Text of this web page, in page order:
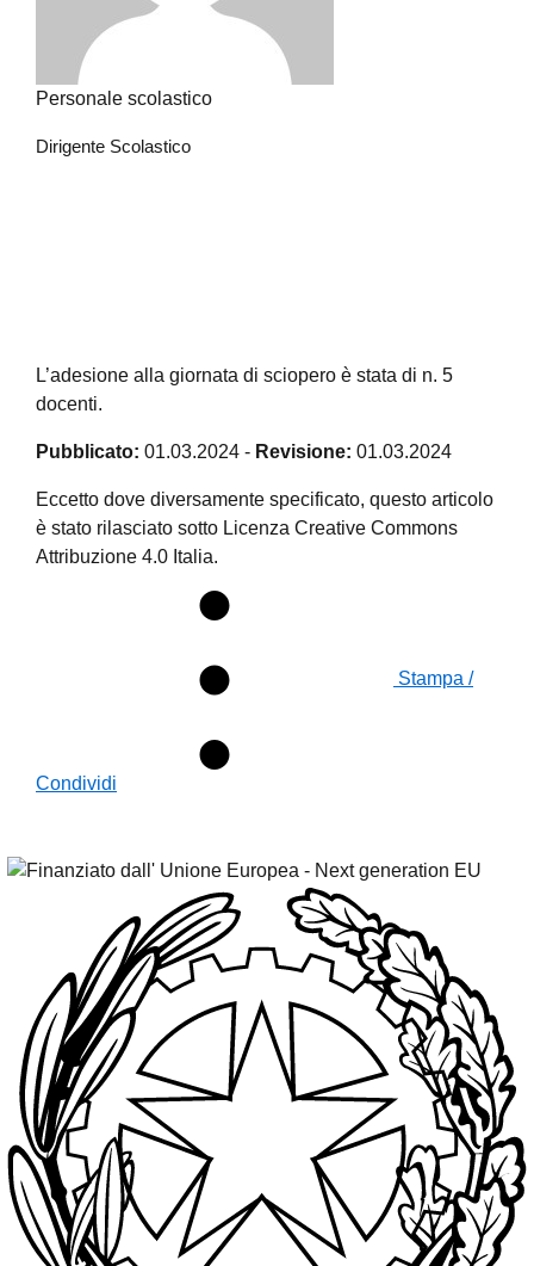
Personale scolastico
Dirigente Scolastico
L’adesione alla giornata di sciopero è stata di n. 5
docenti.
Pubblicato: 01.03.2024 - Revisione: 01.03.2024
Eccetto dove diversamente specificato, questo articolo
è stato rilasciato sotto Licenza Creative Commons
Attribuzione 4.0 Italia.
Stampa /
Condividi